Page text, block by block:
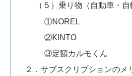
（５）乗り物（自動車・自
①NOREL
②KINTO
③定額カルモくん
２．サブスクリプションのメ